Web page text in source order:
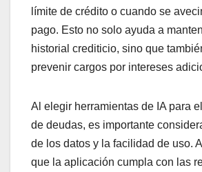
límite de crédito o cuando se
pago. Esto no solo ayuda a
historial crediticio, sino que
prevenir cargos por intereses
Al elegir herramientas de IA para
de deudas, es importante
de los datos y la facilidad de uso.
que la aplicación cumpla con las